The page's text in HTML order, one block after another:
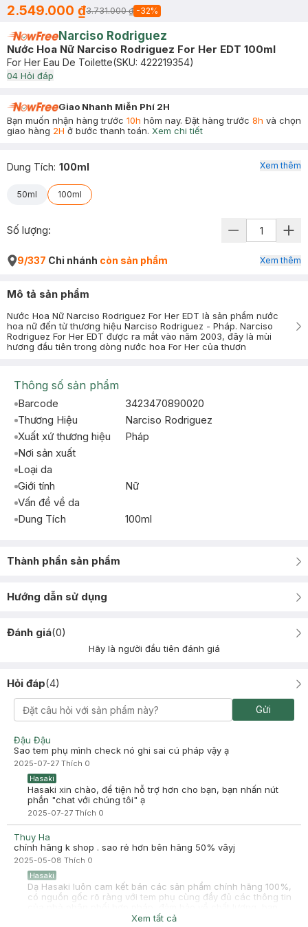
2.549.000 ₫3.731.000 ₫ -32%
Narciso Rodriguez
Nước Hoa Nữ Narciso Rodriguez For Her EDT 100ml
For Her Eau De Toilette(SKU: 422219354)
04 Hỏi đáp
Giao Nhanh Miễn Phí 2H
Bạn muốn nhận hàng trước 10h hôm nay. Đặt hàng trước 8h và chọn
giao hàng 2H ở bước thanh toán. Xem chi tiết
Dung Tích: 100ml
50ml 100ml
Xem thêm
Số lượng:
9/337 Chi nhánh còn sản phẩm Xem thêm
Mô tả sản phẩm
Nước Hoa Nữ Narciso Rodriguez For Her EDT là sản phẩm nước
hoa nữ đến từ thương hiệu Narciso Rodriguez - Pháp. Narciso
Rodriguez For Her EDT được ra mắt vào năm 2003, đây là mùi
hương đầu tiên trong dòng nước hoa For Her của thươn
Thông số sản phẩm
Barcode
3423470890020
Thương Hiệu
Narciso Rodriguez
Xuất xứ thương hiệu
Pháp
Nơi sản xuất
Loại da
Giới tính
Nữ
Vấn đề về da
Dung Tích
100ml
Thành phần sản phẩm
Hướng dẫn sử dụng
Đánh giá(0)
Hãy là người đầu tiên đánh giá
Hỏi đáp(4)
Gửi
Đậu Đậu
Sao tem phụ mình check nó ghi sai cú pháp vậy ạ
2025-07-27 Thích 0
Hasaki
Hasaki xin chào, để tiện hỗ trợ hơn cho bạn, bạn nhấn nút
phần "chat với chúng tôi" ạ
2025-07-27 Thích 0
Thuy Ha
chính hãng k shop . sao rẻ hơn bên hãng 50% vâyj
2025-05-08 Thích 0
Hasaki
Dạ Hasaki luôn cam kết bán các sản phẩm chính hãng 100%,
có nguồn gốc rõ ràng với tem phụ cùng đầy đủ các thông tin
yên tâm sử dụng sản phẩm nhé
Xem tất cả